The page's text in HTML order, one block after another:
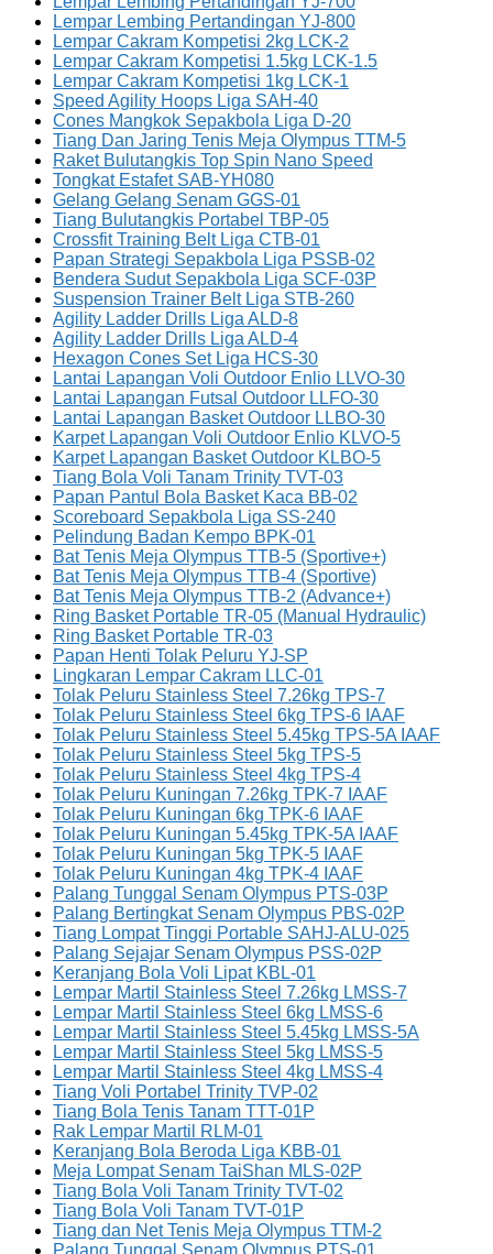
Lempar Lembing Pertandingan YJ-800
Lempar Cakram Kompetisi 2kg LCK-2
Lempar Cakram Kompetisi 1.5kg LCK-1.5
Lempar Cakram Kompetisi 1kg LCK-1
Speed Agility Hoops Liga SAH-40
Cones Mangkok Sepakbola Liga D-20
Tiang Dan Jaring Tenis Meja Olympus TTM-5
Raket Bulutangkis Top Spin Nano Speed
Tongkat Estafet SAB-YH080
Gelang Gelang Senam GGS-01
Tiang Bulutangkis Portabel TBP-05
Crossfit Training Belt Liga CTB-01
Papan Strategi Sepakbola Liga PSSB-02
Bendera Sudut Sepakbola Liga SCF-03P
Suspension Trainer Belt Liga STB-260
Agility Ladder Drills Liga ALD-8
Agility Ladder Drills Liga ALD-4
Hexagon Cones Set Liga HCS-30
Lantai Lapangan Voli Outdoor Enlio LLVO-30
Lantai Lapangan Futsal Outdoor LLFO-30
Lantai Lapangan Basket Outdoor LLBO-30
Karpet Lapangan Voli Outdoor Enlio KLVO-5
Karpet Lapangan Basket Outdoor KLBO-5
Tiang Bola Voli Tanam Trinity TVT-03
Papan Pantul Bola Basket Kaca BB-02
Scoreboard Sepakbola Liga SS-240
Pelindung Badan Kempo BPK-01
Bat Tenis Meja Olympus TTB-5 (Sportive+)
Bat Tenis Meja Olympus TTB-4 (Sportive)
Bat Tenis Meja Olympus TTB-2 (Advance+)
Ring Basket Portable TR-05 (Manual Hydraulic)
Ring Basket Portable TR-03
Papan Henti Tolak Peluru YJ-SP
Lingkaran Lempar Cakram LLC-01
Tolak Peluru Stainless Steel 7.26kg TPS-7
Tolak Peluru Stainless Steel 6kg TPS-6 IAAF
Tolak Peluru Stainless Steel 5.45kg TPS-5A IAAF
Tolak Peluru Stainless Steel 5kg TPS-5
Tolak Peluru Stainless Steel 4kg TPS-4
Tolak Peluru Kuningan 7.26kg TPK-7 IAAF
Tolak Peluru Kuningan 6kg TPK-6 IAAF
Tolak Peluru Kuningan 5.45kg TPK-5A IAAF
Tolak Peluru Kuningan 5kg TPK-5 IAAF
Tolak Peluru Kuningan 4kg TPK-4 IAAF
Palang Tunggal Senam Olympus PTS-03P
Palang Bertingkat Senam Olympus PBS-02P
Tiang Lompat Tinggi Portable SAHJ-ALU-025
Palang Sejajar Senam Olympus PSS-02P
Keranjang Bola Voli Lipat KBL-01
Lempar Martil Stainless Steel 7.26kg LMSS-7
Lempar Martil Stainless Steel 6kg LMSS-6
Lempar Martil Stainless Steel 5.45kg LMSS-5A
Lempar Martil Stainless Steel 5kg LMSS-5
Lempar Martil Stainless Steel 4kg LMSS-4
Tiang Voli Portabel Trinity TVP-02
Tiang Bola Tenis Tanam TTT-01P
Rak Lempar Martil RLM-01
Keranjang Bola Beroda Liga KBB-01
Meja Lompat Senam TaiShan MLS-02P
Tiang Bola Voli Tanam Trinity TVT-02
Tiang Bola Voli Tanam TVT-01P
Tiang dan Net Tenis Meja Olympus TTM-2
Palang Tunggal Senam Olympus PTS-01